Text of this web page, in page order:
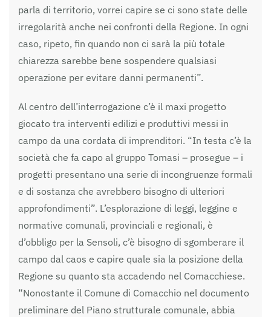
parla di territorio, vorrei capire se ci sono state delle
irregolarità anche nei confronti della Regione. In ogni
caso, ripeto, fin quando non ci sarà la più totale
chiarezza sarebbe bene sospendere qualsiasi
operazione per evitare danni permanenti”.
Al centro dell’interrogazione c’è il maxi progetto
giocato tra interventi edilizi e produttivi messi in
campo da una cordata di imprenditori. “In testa c’è la
società che fa capo al gruppo Tomasi – prosegue – i
progetti presentano una serie di incongruenze formali
e di sostanza che avrebbero bisogno di ulteriori
approfondimenti”. L’esplorazione di leggi, leggine e
normative comunali, provinciali e regionali, è
d’obbligo per la Sensoli, c’è bisogno di sgomberare il
campo dal caos e capire quale sia la posizione della
Regione su quanto sta accadendo nel Comacchiese.
“Nonostante il Comune di Comacchio nel documento
preliminare del Piano strutturale comunale, abbia